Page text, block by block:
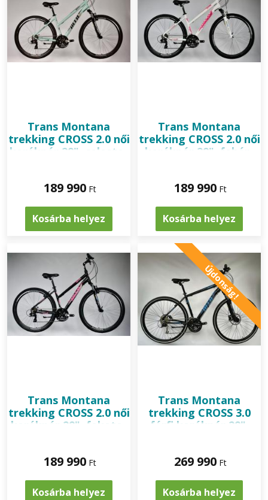
Trans Montana
trekking CROSS 2.0 női
kerékpár 28", celeste-
189 990 Ft
Kosárba helyez
Trans Montana
trekking CROSS 2.0 női
kerékpár 28", fehér-
189 990 Ft
Kosárba helyez
Trans Montana
trekking CROSS 2.0 női
kerékpár 28", fekete-
189 990 Ft
Kosárba helyez
Újdonság!
Trans Montana
trekking CROSS 3.0
férfi kerékpár 28",
269 990 Ft
Kosárba helyez